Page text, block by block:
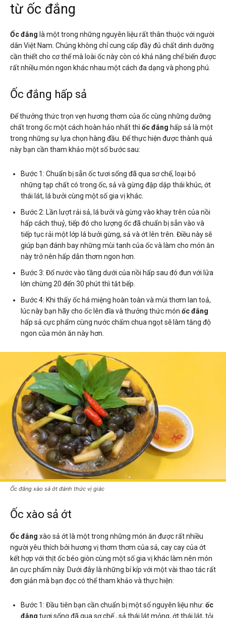
từ ốc đắng
Ốc đắng là một trong những nguyên liệu rất thân thuộc với người
dân Việt Nam. Chúng không chỉ cung cấp đầy đủ chất dinh dưỡng
cần thiết cho cơ thể mà loài ốc này còn có khả năng chế biến được
rất nhiều món ngon khác nhau một cách đa dạng và phong phú.
Ốc đắng hấp sả
Để thưởng thức trọn vẹn hương thơm của ốc cùng những dưỡng
chất trong ốc một cách hoàn hảo nhất thì ốc đắng hấp sả là một
trong những sự lựa chọn hàng đầu. Để thực hiện được thành quả
này bạn cần tham khảo một số bước sau:
Bước 1: Chuẩn bị sẵn ốc tươi sống đã qua sơ chế, loại bỏ
những tạp chất có trong ốc, sả và gừng đập dập thái khúc, ớt
thái lát, lá bưởi cùng một số gia vị khác.
Bước 2: Lần lượt rải sả, lá bưởi và gừng vào khay trên của nồi
hấp cách thuỷ, tiếp đó cho lượng ốc đã chuẩn bị sẵn vào và
tiếp tục rải một lớp lá bưởi gừng, sả và ớt lên trên. Điều này sẽ
giúp bạn đánh bay những mùi tanh của ốc và làm cho món ăn
này trở nên hấp dẫn thơm ngon hơn.
Bước 3: Đổ nước vào tầng dưới của nồi hấp sau đó đun với lửa
lớn chừng 20 đến 30 phút thì tắt bếp.
Bước 4: Khi thấy ốc há miệng hoàn toàn và mùi thơm lan toả,
lúc này bạn hãy cho ốc lên đĩa và thưởng thức món ốc đắng
hấp sả cực phẩm cùng nước chấm chua ngọt sẽ làm tăng độ
ngon của món ăn này hơn.
Ốc đắng xào sả ớt đánh thức vị giác
Ốc xào sả ớt
Ốc đắng xào sả ớt là một trong những món ăn được rất nhiều
người yêu thích bởi hương vị thơm thơm của sả, cay cay của ớt
kết hợp với thịt ốc béo giòn cùng một số gia vị khác làm nên món
ăn cực phẩm này. Dưới đây là những bí kíp với một vài thao tác rất
đơn giản mà bạn đọc có thể tham khảo và thực hiện:
Bước 1: Đầu tiên bạn cần chuẩn bị một số nguyên liệu như: ốc
đắng tươi sống đã qua sơ chế , sả thái lát mỏng, ớt thái lát, tỏi